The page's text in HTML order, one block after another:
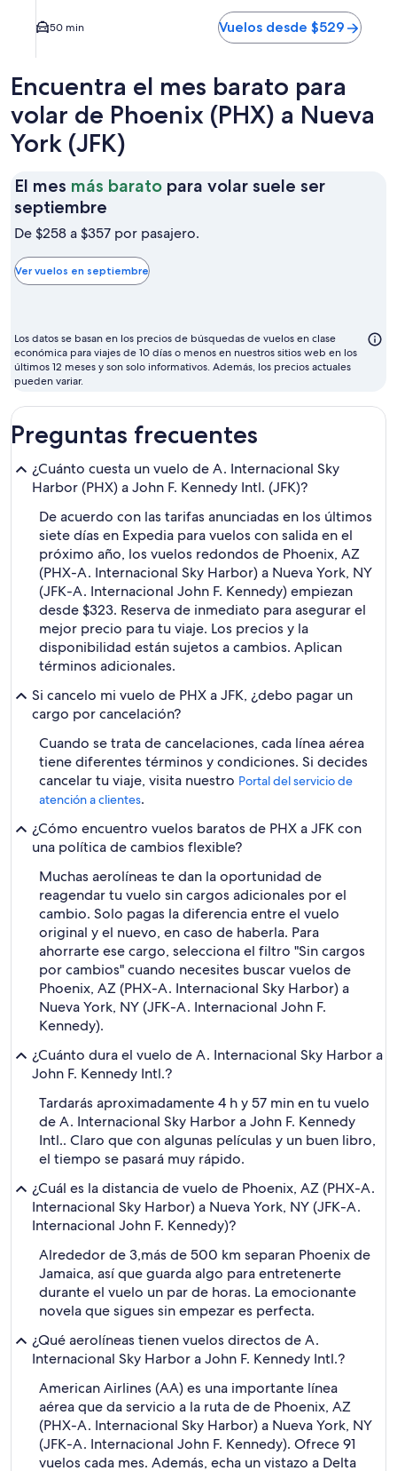
50 min Vuelos desde $529
Encuentra el mes barato para
volar de Phoenix (PHX) a Nueva
York (JFK)
El mes más barato para volar suele ser
septiembre
mes
barato
para
suele
ser
septiembre
De $258 a $357 por pasajero.
Ver vuelos en septiembre
Los datos se basan en los precios de búsquedas de vuelos en clase
económica para viajes de 10 días o menos en nuestros sitios web en los
últimos 12 meses y son solo informativos. Además, los precios actuales
pueden variar.
Preguntas frecuentes
¿Cuánto cuesta un vuelo de A. Internacional Sky
Harbor (PHX) a John F. Kennedy Intl. (JFK)?
De acuerdo con las tarifas anunciadas en los últimos
siete días en Expedia para vuelos con salida en el
próximo año, los vuelos redondos de Phoenix, AZ
(PHX-A. Internacional Sky Harbor) a Nueva York, NY
(JFK-A. Internacional John F. Kennedy) empiezan
desde $323. Reserva de inmediato para asegurar el
mejor precio para tu viaje. Los precios y la
disponibilidad están sujetos a cambios. Aplican
términos adicionales.
Si cancelo mi vuelo de PHX a JFK, ¿debo pagar un
cargo por cancelación?
Cuando se trata de cancelaciones, cada línea aérea
tiene diferentes términos y condiciones. Si decides
cancelar tu viaje, visita nuestro Portal del servicio de
atención a clientes.
¿Cómo encuentro vuelos baratos de PHX a JFK con
una política de cambios flexible?
Muchas aerolíneas te dan la oportunidad de
reagendar tu vuelo sin cargos adicionales por el
cambio. Solo pagas la diferencia entre el vuelo
original y el nuevo, en caso de haberla. Para
ahorrarte ese cargo, selecciona el filtro "Sin cargos
por cambios" cuando necesites buscar vuelos de
Phoenix, AZ (PHX-A. Internacional Sky Harbor) a
Nueva York, NY (JFK-A. Internacional John F.
Kennedy).
¿Cuánto dura el vuelo de A. Internacional Sky Harbor a
John F. Kennedy Intl.?
Tardarás aproximadamente 4 h y 57 min en tu vuelo
de A. Internacional Sky Harbor a John F. Kennedy
Intl.. Claro que con algunas películas y un buen libro,
el tiempo se pasará muy rápido.
¿Cuál es la distancia de vuelo de Phoenix, AZ (PHX-A.
Internacional Sky Harbor) a Nueva York, NY (JFK-A.
Internacional John F. Kennedy)?
Alrededor de 3,más de 500 km separan Phoenix de
Jamaica, así que guarda algo para entretenerte
durante el vuelo un par de horas. La emocionante
novela que sigues sin empezar es perfecta.
¿Qué aerolíneas tienen vuelos directos de A.
Internacional Sky Harbor a John F. Kennedy Intl.?
American Airlines (AA) es una importante línea
aérea que da servicio a la ruta de de Phoenix, AZ
(PHX-A. Internacional Sky Harbor) a Nueva York, NY
(JFK-A. Internacional John F. Kennedy). Ofrece 91
vuelos cada mes. Además, echa un vistazo a Delta